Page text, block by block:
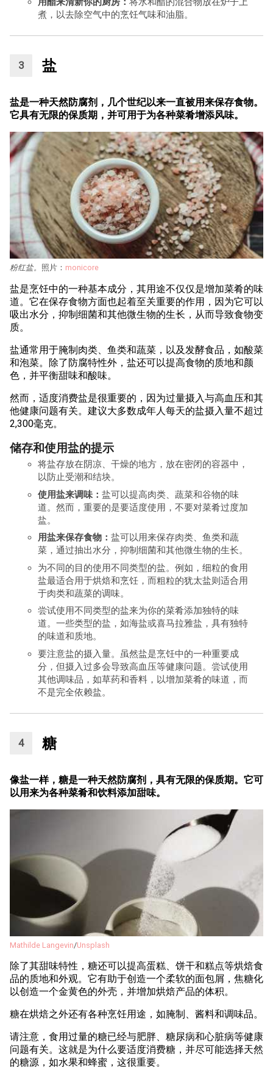
煮，以去除空气中的烹饪气味和油脂。
盐
盐是一种天然防腐剂，几个世纪以来一直被用来保存食物。
它具有无限的保质期，并可用于为各种菜肴增添风味。
粉红盐。 照片： monicore
盐是烹饪中的一种基本成分，其用途不仅仅是增加菜肴的味
道。它在保存食物方面也起着至关重要的作用，因为它可以
吸出水分，抑制细菌和其他微生物的生长，从而导致食物变
质。
盐通常用于腌制肉类、鱼类和蔬菜，以及发酵食品，如酸菜
和泡菜。除了防腐特性外，盐还可以提高食物的质地和颜
色，并平衡甜味和酸味。
然而，适度消费盐是很重要的，因为过量摄入与高血压和其
他健康问题有关。建议大多数成年人每天的盐摄入量不超过
2,300毫克。
储存和使用盐的提示
将盐存放在阴凉、干燥的地方，放在密闭的容器中，
以防止受潮和结块。
使用盐来调味： 盐可以提高肉类、蔬菜和谷物的味
道。然而，重要的是要适度使用，不要对菜肴过度加
盐。
用盐来保存食物： 盐可以用来保存肉类、鱼类和蔬
菜，通过抽出水分，抑制细菌和其他微生物的生长。
为不同的目的使用不同类型的盐。例如，细粒的食用
盐最适合用于烘焙和烹饪，而粗粒的犹太盐则适合用
于肉类和蔬菜的调味。
尝试使用不同类型的盐来为你的菜肴添加独特的味
道。一些类型的盐，如海盐或喜马拉雅盐，具有独特
的味道和质地。
要注意盐的摄入量。虽然盐是烹饪中的一种重要成
分，但摄入过多会导致高血压等健康问题。尝试使用
其他调味品，如草药和香料，以增加菜肴的味道，而
不是完全依赖盐。
糖
像盐一样，糖是一种天然防腐剂，具有无限的保质期。它可
以用来为各种菜肴和饮料添加甜味。
Mathilde Langevin/Unsplash
除了其甜味特性，糖还可以提高蛋糕、饼干和糕点等烘焙食
品的质地和外观。它有助于创造一个柔软的面包屑，焦糖化
以创造一个金黄色的外壳，并增加烘焙产品的体积。
糖在烘焙之外还有各种烹饪用途，如腌制、酱料和调味品。
请注意，食用过量的糖已经与肥胖、糖尿病和心脏病等健康
问题有关。这就是为什么要适度消费糖，并尽可能选择天然
的糖源，如水果和蜂蜜，这很重要。